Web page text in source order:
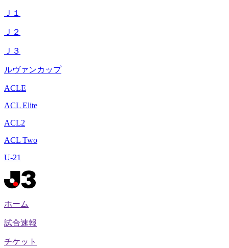
Ｊ１
Ｊ２
Ｊ３
ルヴァンカップ
ACLE
ACL Elite
ACL2
ACL Two
U-21
ホーム
試合速報
チケット